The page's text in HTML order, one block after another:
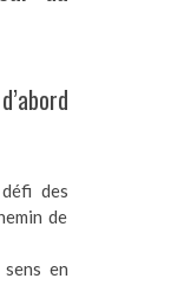
des
de
en